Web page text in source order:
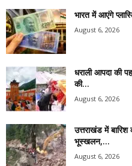
भारत में आएंगे
August 6, 2026
धराली आपदा की
की...
August 6, 2026
उत्तराखंड में
भूस्खलन,...
August 6, 2026